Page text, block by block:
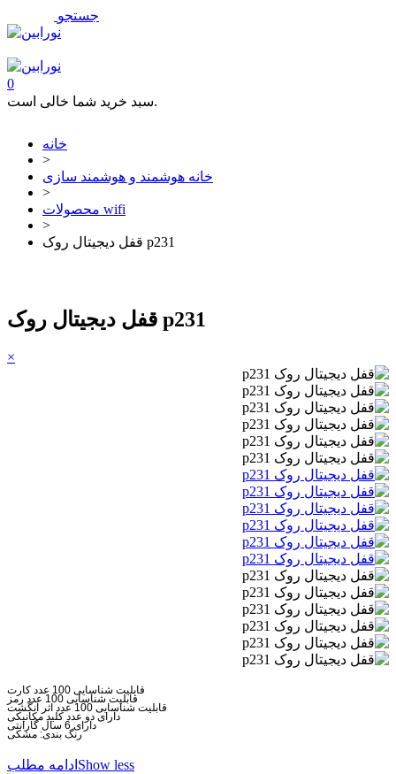
جستجو
0
سبد خرید شما خالی است.
خانه
>
خانه هوشمند و هوشمند سازی
>
محصولات wifi
>
قفل دیجیتال روک p231
قفل دیجیتال روک p231
×
قابلیت شناسایی 100 عدد کارت
قابلیت شناسایی 100 عدد رمز
قابلیت شناسایی 100 عدد اثر انگشت
دارای دو عدد کلید مکانیکی
دارای 6 سال گارانتی
رنگ بندی: مشکی
ادامه مطلب Show less